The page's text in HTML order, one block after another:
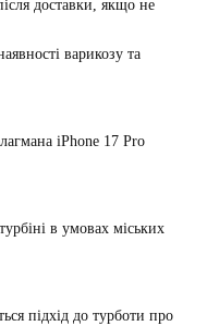
доставки, якщо не
варикозу та
iPhone 17 Pro
в умовах міських
підхід до турботи про